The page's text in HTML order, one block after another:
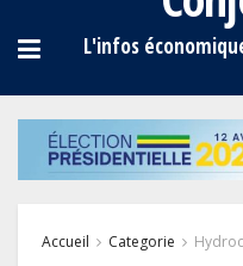
Accueil Categorie